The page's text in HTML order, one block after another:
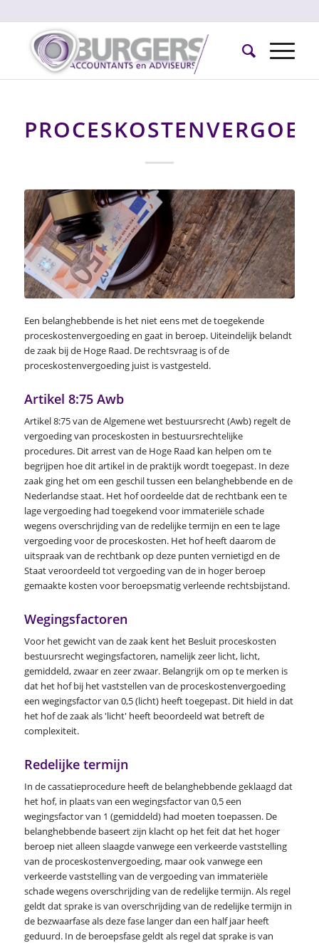
Een belanghebbende is het niet eens met de toegekende
proceskostenvergoeding en gaat in beroep. Uiteindelijk belandt
de zaak bij de Hoge Raad. De rechtsvraag is of de
proceskostenvergoeding juist is vastgesteld.
Artikel 8:75 Awb
Artikel 8:75 van de Algemene wet bestuursrecht (Awb) regelt de
vergoeding van proceskosten in bestuursrechtelijke
procedures. Dit arrest van de Hoge Raad kan helpen om te
begrijpen hoe dit artikel in de praktijk wordt toegepast. In deze
zaak ging het om een geschil tussen een belanghebbende en de
Nederlandse staat. Het hof oordeelde dat de rechtbank een te
lage vergoeding had toegekend voor immateriële schade
wegens overschrijding van de redelijke termijn en een te lage
vergoeding voor de proceskosten. Het hof heeft daarom de
uitspraak van de rechtbank op deze punten vernietigd en de
Staat veroordeeld tot vergoeding van de in hoger beroep
gemaakte kosten voor beroepsmatig verleende rechtsbijstand.
Wegingsfactoren
Voor het gewicht van de zaak kent het Besluit proceskosten
bestuursrecht wegingsfactoren, namelijk zeer licht, licht,
gemiddeld, zwaar en zeer zwaar. Belangrijk om op te merken is
dat het hof bij het vaststellen van de proceskostenvergoeding
een wegingsfactor van 0,5 (licht) heeft toegepast. Dit hield in dat
het hof de zaak als 'licht' heeft beoordeeld wat betreft de
complexiteit.
Redelijke termijn
In de cassatieprocedure heeft de belanghebbende geklaagd dat
het hof, in plaats van een wegingsfactor van 0,5 een
wegingsfactor van 1 (gemiddeld) had moeten toepassen. De
belanghebbende baseert zijn klacht op het feit dat het hoger
beroep niet alleen slaagde vanwege een verkeerde vaststelling
van de proceskostenvergoeding, maar ook vanwege een
verkeerde vaststelling van de vergoeding van immateriële
schade wegens overschrijding van de redelijke termijn. Als regel
geldt dat sprake is van overschrijding van de redelijke termijn in
de bezwaarfase als deze fase langer dan een half jaar heeft
geduurd. In de beroepsfase geldt als regel dat sprake is van